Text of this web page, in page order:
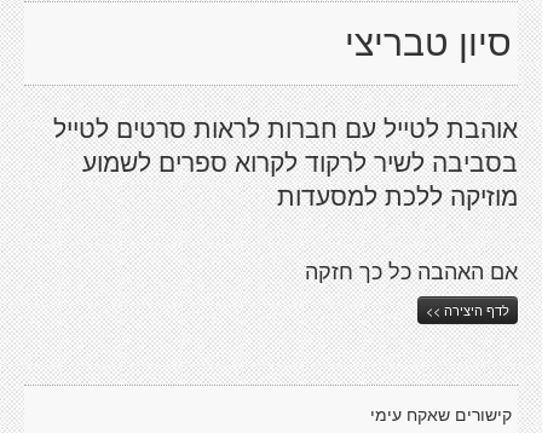
סיון טבריצי
אוהבת לטייל עם חברות לראות סרטים לטייל
בסביבה לשיר לרקוד לקרוא ספרים לשמוע
מוזיקה ללכת למסעדות
אם האהבה כל כך חזקה
לדף היצירה >>
קישורים שאקח עימי